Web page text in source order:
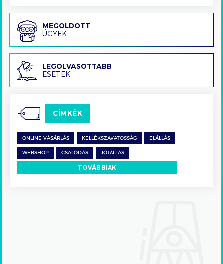
Megoldott
ügyek
MEGOLDOTT
ÜGYEK
Legolvasottabb
esetek
LEGOLVASOTTABB
ESETEK
CÍMKÉK
ONLINE VÁSÁRLÁS KELLÉKSZAVATOSSÁG ELÁLLÁS
WEBSHOP CSALÓDÁS JÓTÁLLÁS
TOVÁBBIAK